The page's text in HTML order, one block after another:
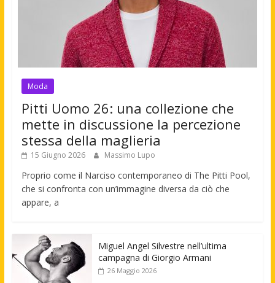
Moda
Pitti Uomo 26: una collezione che
mette in discussione la percezione
stessa della maglieria
15 Giugno 2026 Massimo Lupo
Proprio come il Narciso contemporaneo di The Pitti Pool,
che si confronta con un’immagine diversa da ciò che
appare, a
Miguel Angel Silvestre nell’ultima
campagna di Giorgio Armani
26 Maggio 2026